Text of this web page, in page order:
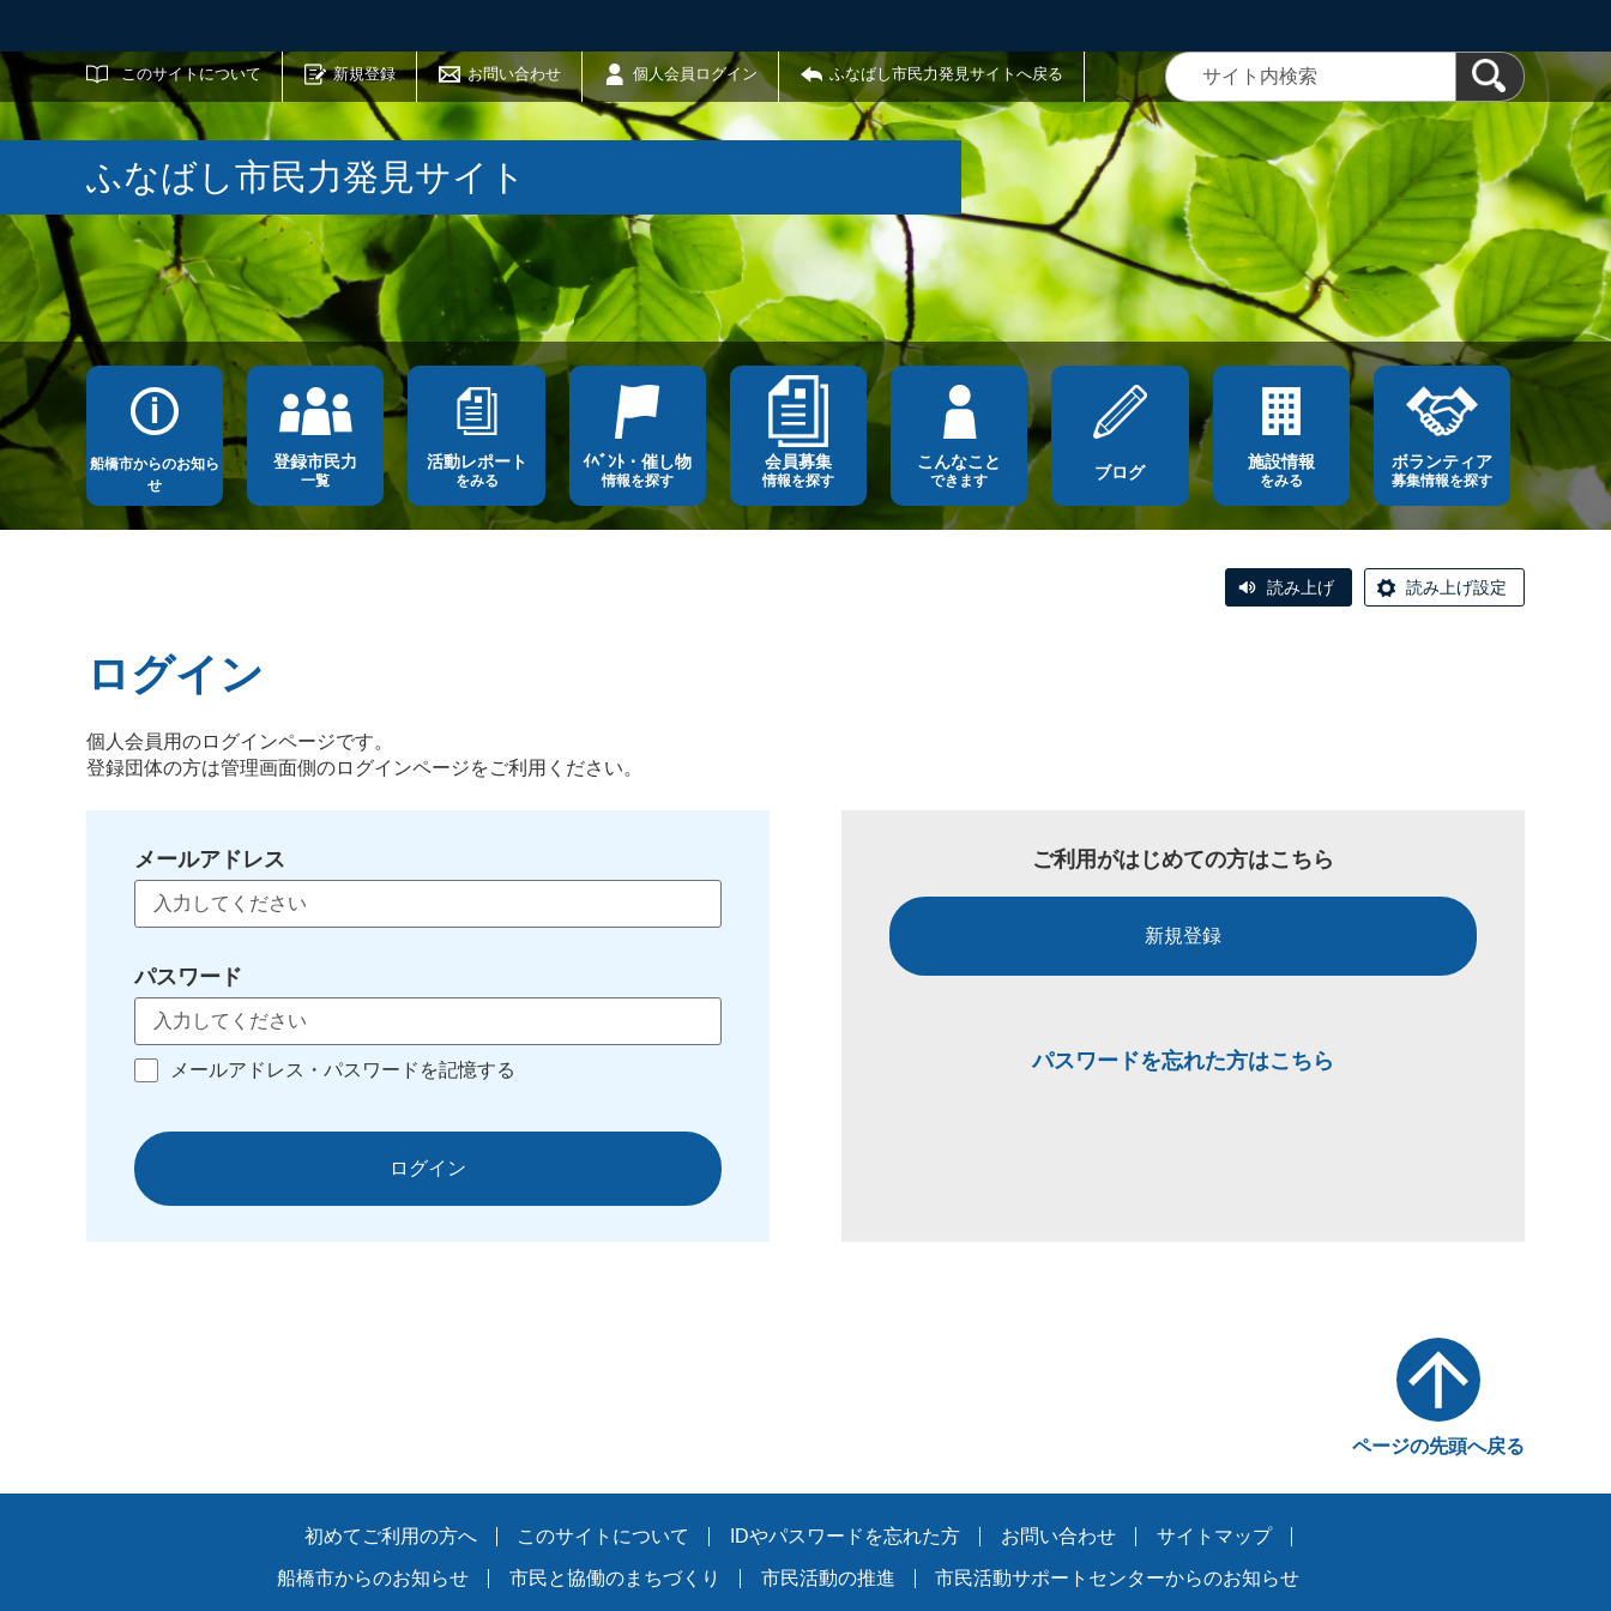
このサイトについて 新規登録 お問い合わせ 個人会員ログイン ふなばし市民力発見サイトへ戻る
サイト内検索
ふなばし市民力発見サイト
船橋市からのお知ら
せ
登録市民力
一覧
活動レポート
をみる
ｲﾍﾞﾝﾄ・催し物
情報を探す
会員募集
情報を探す
こんなこと
できます ブログ
施設情報
をみる
ボランティア
募集情報を探す
読み上げ 読み上げ設定
ログイン
個人会員用のログインページです。
登録団体の方は管理画面側のログインページをご利用ください。
メールアドレス
パスワード
メールアドレス・パスワードを記憶する
ログイン
ご利用がはじめての方はこちら
新規登録
パスワードを忘れた方はこちら
ページの先頭へ戻る
初めてご利用の方へ このサイトについて IDやパスワードを忘れた方 お問い合わせ サイトマップ
船橋市からのお知らせ 市民と協働のまちづくり 市民活動の推進 市民活動サポートセンターからのお知らせ